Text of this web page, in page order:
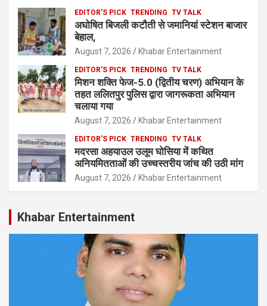
EDITOR'S PICK TRENDING TV TALK
अघोषित बिजली कटौती से जमानियां स्टेशन बाजार
बेहाल,
August 7, 2026 Khabar Entertainment
EDITOR'S PICK TRENDING TV TALK
मिशन शक्ति फेज-5.0 (द्वितीय चरण) अभियान के
तहत ललितपुर पुलिस द्वारा जागरूकता अभियान
चलाया गया
August 7, 2026 Khabar Entertainment
EDITOR'S PICK TRENDING TV TALK
मदरसा अहयाउल उलूम घोसिया में कथित
अनियमितताओं की उच्चस्तरीय जांच की उठी मांग
August 7, 2026 Khabar Entertainment
Khabar Entertainment